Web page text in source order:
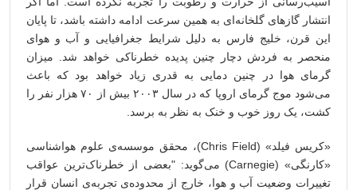
انتشار گازهای گلخانه‌ای به همین سرعت ادامه داشته باشد، تا پایان
این قرن، خلیج فارس به دلیل شرایط جغرافیایی و آب و هوای
منحصر به فردش دچار چنین پدیده‌ خطرناکی خواهد شد. میزان
گرمای هوا در چنین دمایی به قدری زیاد خواهد بود که باعث
می‌شود موج گرمای اروپا که در سال ۲۰۰۳ بیش از ۷۰ هزار نفر را
کشت، یک روز خوب و خنک به نظر به برسد.
«کریس فیلد» (Chris Field)، محقق موسسه‌ی علوم هواشناسی
«کارنگی» (Carnegie) می‌گوید: "بعضی از خطرناک‌ترین عواقب
تغییرات وضعیت آب و هوا، خارج از محدوده‌ی تجربه‌ی انسان قرار